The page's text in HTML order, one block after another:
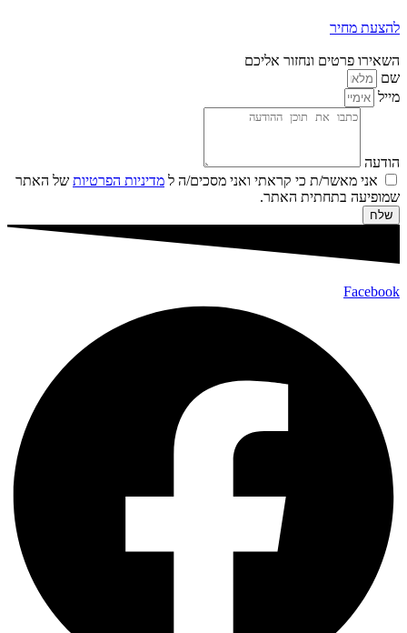
להצעת מחיר
השאירו פרטים ונחזור אליכם
שם
מייל
הודעה
אני מאשר/ת כי קראתי ואני מסכים/ה ל מדיניות הפרטיות של האתר
שמופיעה בתחתית האתר.
שלח
Facebook